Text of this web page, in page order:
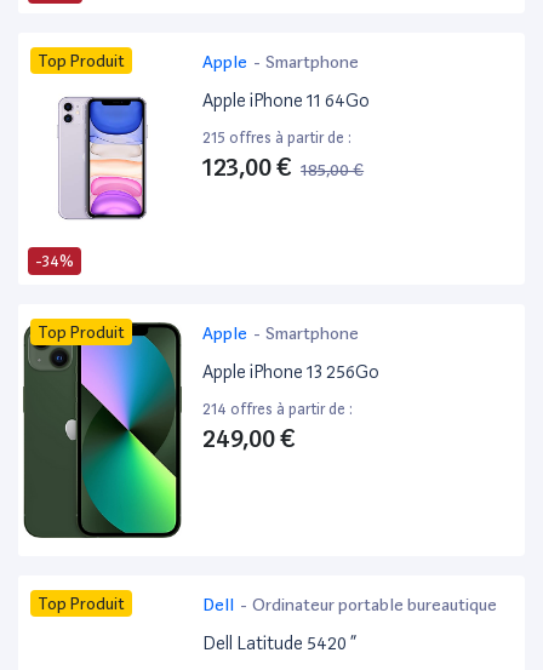
-34%
Top Produit Apple - Smartphone
Apple iPhone 11 64Go
215 offres à partir de :
123,00 € 185,00 €
Top Produit Apple - Smartphone
Apple iPhone 13 256Go
214 offres à partir de :
249,00 €
Top Produit Dell - Ordinateur portable bureautique
Dell Latitude 5420 ”